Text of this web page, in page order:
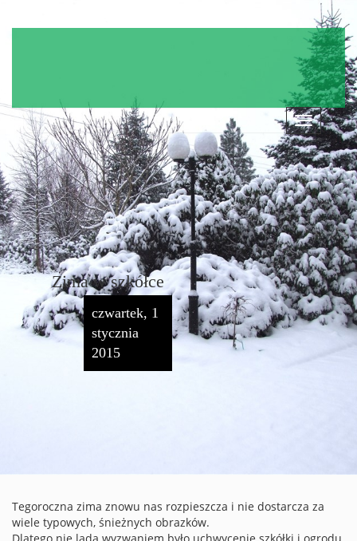
Nawigacja
Zima w szkółce
czwartek, 1
stycznia
2015
Tegoroczna zima znowu nas rozpieszcza i nie dostarcza za
wiele typowych, śnieżnych obrazków.